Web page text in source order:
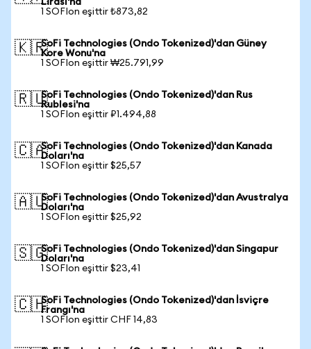
Lirası'na
1 SOFIon eşittir ₺873,82
🇰🇷SoFi Technologies (Ondo Tokenized)'dan Güney
Kore Wonu'na
1 SOFIon eşittir ₩25.791,99
🇷🇺SoFi Technologies (Ondo Tokenized)'dan Rus
Rublesi'na
1 SOFIon eşittir ₽1.494,88
🇨🇦SoFi Technologies (Ondo Tokenized)'dan Kanada
Doları'na
1 SOFIon eşittir $25,57
🇦🇺SoFi Technologies (Ondo Tokenized)'dan Avustralya
Doları'na
1 SOFIon eşittir $25,92
🇸🇬SoFi Technologies (Ondo Tokenized)'dan Singapur
Doları'na
1 SOFIon eşittir $23,41
🇨🇭SoFi Technologies (Ondo Tokenized)'dan İsviçre
Frangı'na
1 SOFIon eşittir CHF 14,83